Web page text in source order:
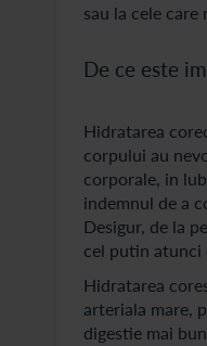
sau la cele
De ce este
Hidratarea
corpului au
corporale, in
indemnul de a
Desigur, de la
cel putin atunci
Hidratarea
arteriala mare,
digestie mai